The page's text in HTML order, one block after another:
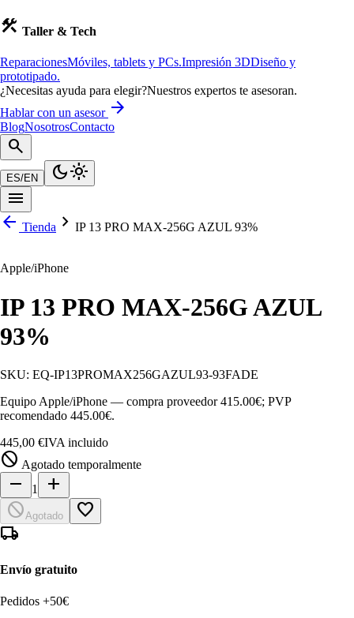
construction Taller & Tech
ReparacionesMóviles, tablets y PCs.Impresión 3DDiseño y
prototipado.
¿Necesitas ayuda para elegir?Nuestros expertos te asesoran.
Hablar con un asesor arrow_forward
BlogNosotrosContacto
search
ES/EN dark_modelight_mode
menu
arrow_back Tienda chevron_right IP 13 PRO MAX-256G AZUL 93%
Apple/iPhone
IP 13 PRO MAX-256G AZUL
93%
SKU: EQ-IP13PROMAX256GAZUL93-93FADE
Equipo Apple/iPhone — compra proveedor 415.00€; PVP
recomendado 445.00€.
445,00 €IVA incluido
block Agotado temporalmente
remove 1
add
blockAgotado
favorite_border
local_shipping
Envío gratuito
Pedidos +50€